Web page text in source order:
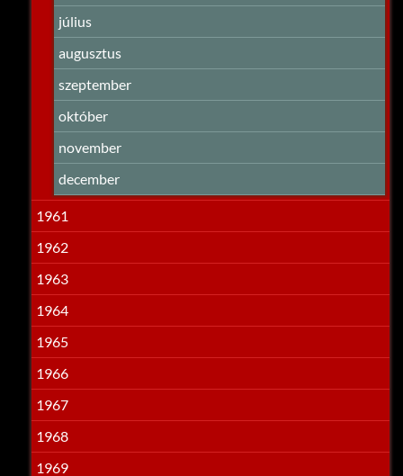
július
augusztus
szeptember
október
november
december
1961
1962
1963
1964
1965
1966
1967
1968
1969